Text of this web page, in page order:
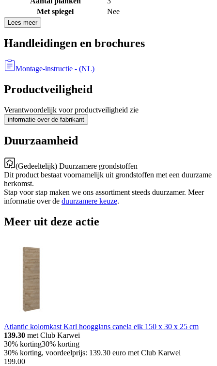
Met spiegel
Nee
Lees meer
Handleidingen en brochures
Montage-instructie - (NL)
Productveiligheid
Verantwoordelijk voor productveiligheid zie
informatie over de fabrikant
Duurzaamheid
(Gedeeltelijk) Duurzamere grondstoffen
Dit product bestaat voornamelijk uit grondstoffen met een duurzame
herkomst.
Stap voor stap maken we ons assortiment steeds duurzamer. Meer
informatie over de duurzamere keuze.
Meer uit deze actie
Atlantic kolomkast Karl hoogglans canela eik 150 x 30 x 25 cm
139.30 met Club Karwei
30% korting30% korting
30% korting, voordeelprijs: 139.30 euro met Club Karwei
199.00